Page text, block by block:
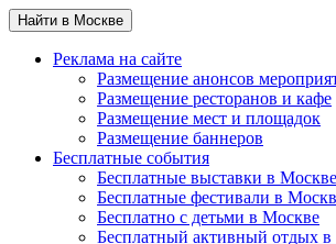
Найти в Москве
Реклама на сайте
Размещение анонсов
Размещение ресторанов и кафе
Размещение мест и площадок
Размещение баннеров
Бесплатные события
Бесплатные выставки в Москве
Бесплатные фестивали в
Бесплатно с детьми в Москве
Бесплатный активный отдых